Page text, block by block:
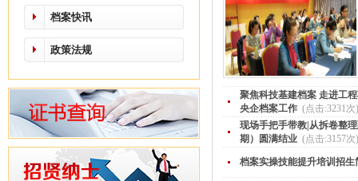
档案快讯
政策法规
聚焦科技基建档案 走进工
央企档案工作 (点击:3231次)
现场手把手带教|从拆卷整
期）圆满结业 (点击:3157次)
档案实操技能提升培训招生